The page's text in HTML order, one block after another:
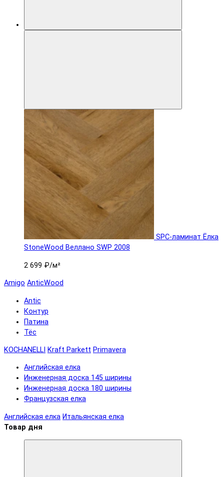
SPC-ламинат Ëлка
StoneWood Веллано SWP 2008
2 699 ₽/м²
Amigo AnticWood
Antic
Контур
Патина
Тёс
KOCHANELLI Kraft Parkett Primavera
Английская елка
Инженерная доска 145 ширины
Инженерная доска 180 ширины
Французская елка
Английская елка Итальянская елка
Товар дня